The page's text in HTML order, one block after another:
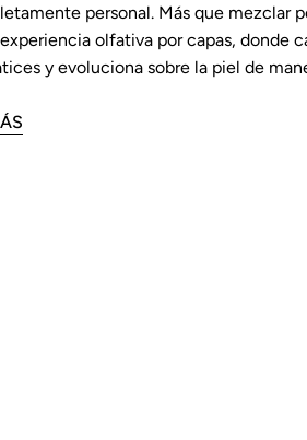
personal. Más que mezclar
olfativa por capas, donde
y evoluciona sobre la piel de